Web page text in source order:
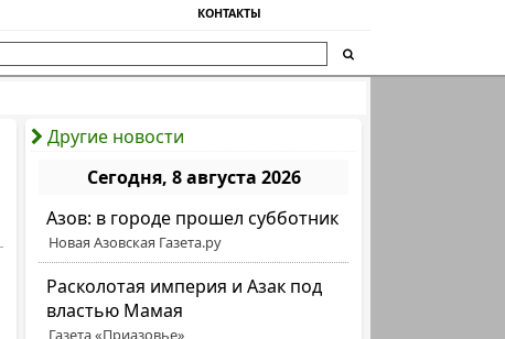
КОНТАКТЫ
Другие новости
Сегодня, 8 августа 2026
Азов: в городе прошел субботник
Новая Азовская Газета.ру
Расколотая империя и Азак под
властью Мамая
Газета «Приазовье»